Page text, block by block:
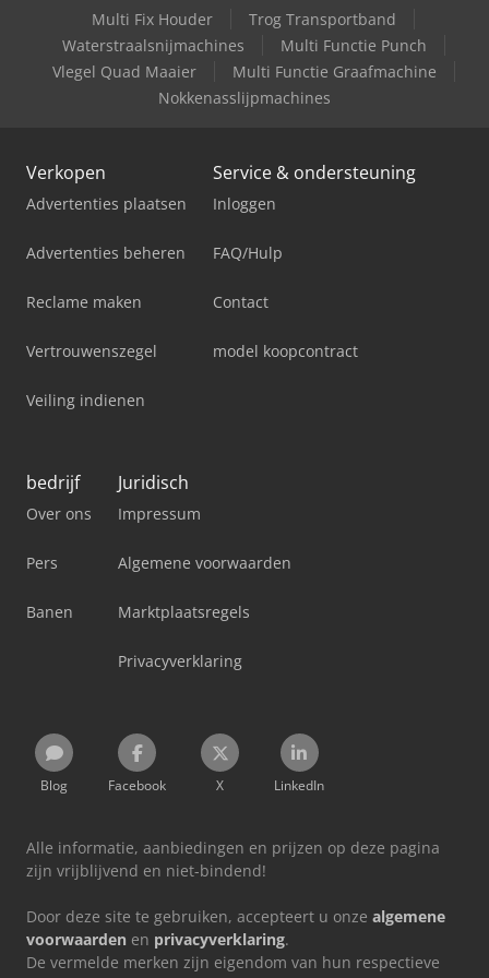
Multi Fix Houder
Trog Transportband
Waterstraalsnijmachines
Multi Functie Punch
Vlegel Quad Maaier
Multi Functie Graafmachine
Nokkenasslijpmachines
Verkopen
Advertenties plaatsen
Advertenties beheren
Reclame maken
Vertrouwenszegel
Veiling indienen
Service & ondersteuning
Inloggen
FAQ/Hulp
Contact
model koopcontract
bedrijf
Over ons
Pers
Banen
Juridisch
Impressum
Algemene voorwaarden
Marktplaatsregels
Privacyverklaring
Blog Facebook X LinkedIn
Alle informatie, aanbiedingen en prijzen op deze pagina
zijn vrijblijvend en niet-bindend!
Door deze site te gebruiken, accepteert u onze algemene
voorwaarden en privacyverklaring.
De vermelde merken zijn eigendom van hun respectieve